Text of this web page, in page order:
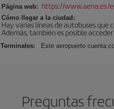
Página web: https://www.aena.es/
Cómo llegar a la ciudad:
Hay varias líneas de autobuses
Además, también es posible
Terminales: Este aeropuerto cuenta
Preguntas